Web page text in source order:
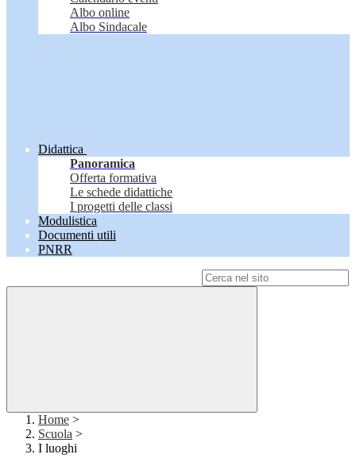
Albo online
Albo Sindacale
Didattica
Panoramica
Offerta formativa
Le schede didattiche
I progetti delle classi
Modulistica
Documenti utili
PNRR
Home >
Scuola >
I luoghi